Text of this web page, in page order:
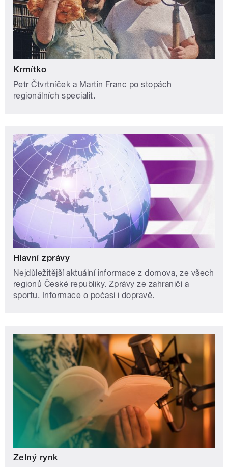
Krmítko
Petr Čtvrtníček a Martin Franc po stopách
regionálních specialit.
Hlavní zprávy
Nejdůležitější aktuální informace z domova, ze všech
regionů České republiky. Zprávy ze zahraničí a
sportu. Informace o počasí i dopravě.
Zelný rynk